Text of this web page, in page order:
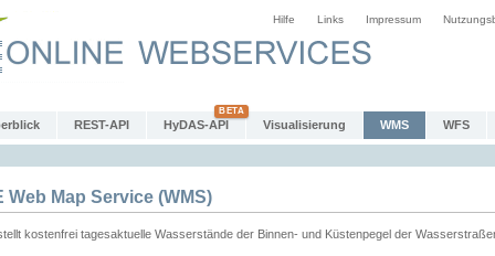
Hilfe Links Impressum
REST-API HyDAS-API Visualisierung WMS WFS
Web Map Service (WMS)
kostenfrei tagesaktuelle Wasserstände der Binnen- und Küstenpegel der